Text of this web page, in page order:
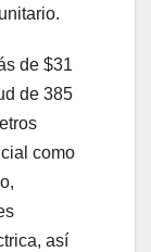
de $31
de 385
como
así